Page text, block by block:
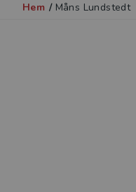
Hem / Måns Lundstedt